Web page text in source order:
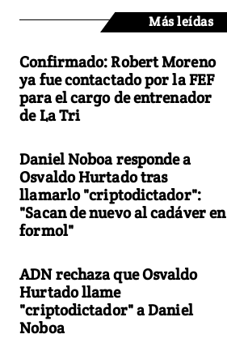
Más leídas
Confirmado: Robert Moreno
ya fue contactado por la FEF
para el cargo de entrenador
de La Tri
Daniel Noboa responde a
Osvaldo Hurtado tras
llamarlo "criptodictador":
"Sacan de nuevo al cadáver en
formol"
ADN rechaza que Osvaldo
Hurtado llame
"criptodictador" a Daniel
Noboa